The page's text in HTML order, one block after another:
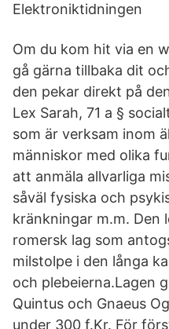
Elektroniktidningen
Om du kom hit via en
gå gärna tillbaka dit
den pekar direkt på
Lex Sarah, 71 a §
som är verksam inom
människor med olika
att anmäla allvarliga
såväl fysiska och
kränkningar m.m. Den
romersk lag som
milstolpe i den långa
och plebeierna.Lagen
Quintus och Gnaeus
under 300 f.Kr. För